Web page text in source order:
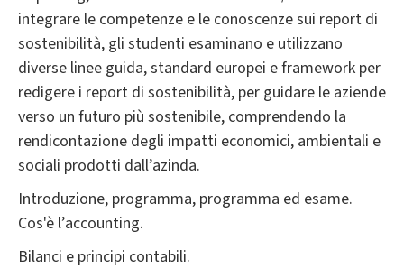
integrare le competenze e le conoscenze sui report di
sostenibilità, gli studenti esaminano e utilizzano
diverse linee guida, standard europei e framework per
redigere i report di sostenibilità, per guidare le aziende
verso un futuro più sostenibile, comprendendo la
rendicontazione degli impatti economici, ambientali e
sociali prodotti dall’azinda.
Introduzione, programma, programma ed esame.
Cos'è l’accounting.
Bilanci e principi contabili.